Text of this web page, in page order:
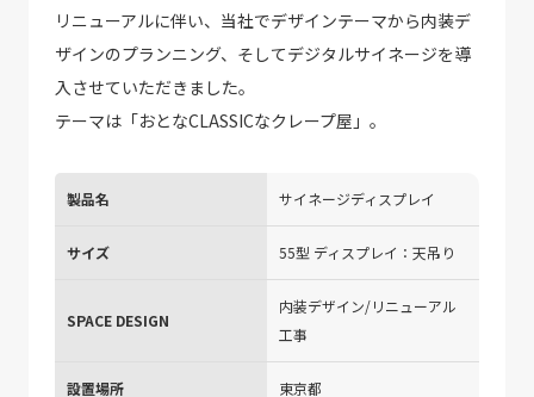
リニューアルに伴い、当社でデザインテーマから内装デ
ザインのプランニング、そしてデジタルサイネージを導
入させていただきました。
テーマは「おとなCLASSICなクレープ屋」。
製品名 サイネージディスプレイ
サイズ 55型 ディスプレイ：天吊り
SPACE DESIGN
内装デザイン/リニューアル
工事
設置場所 東京都